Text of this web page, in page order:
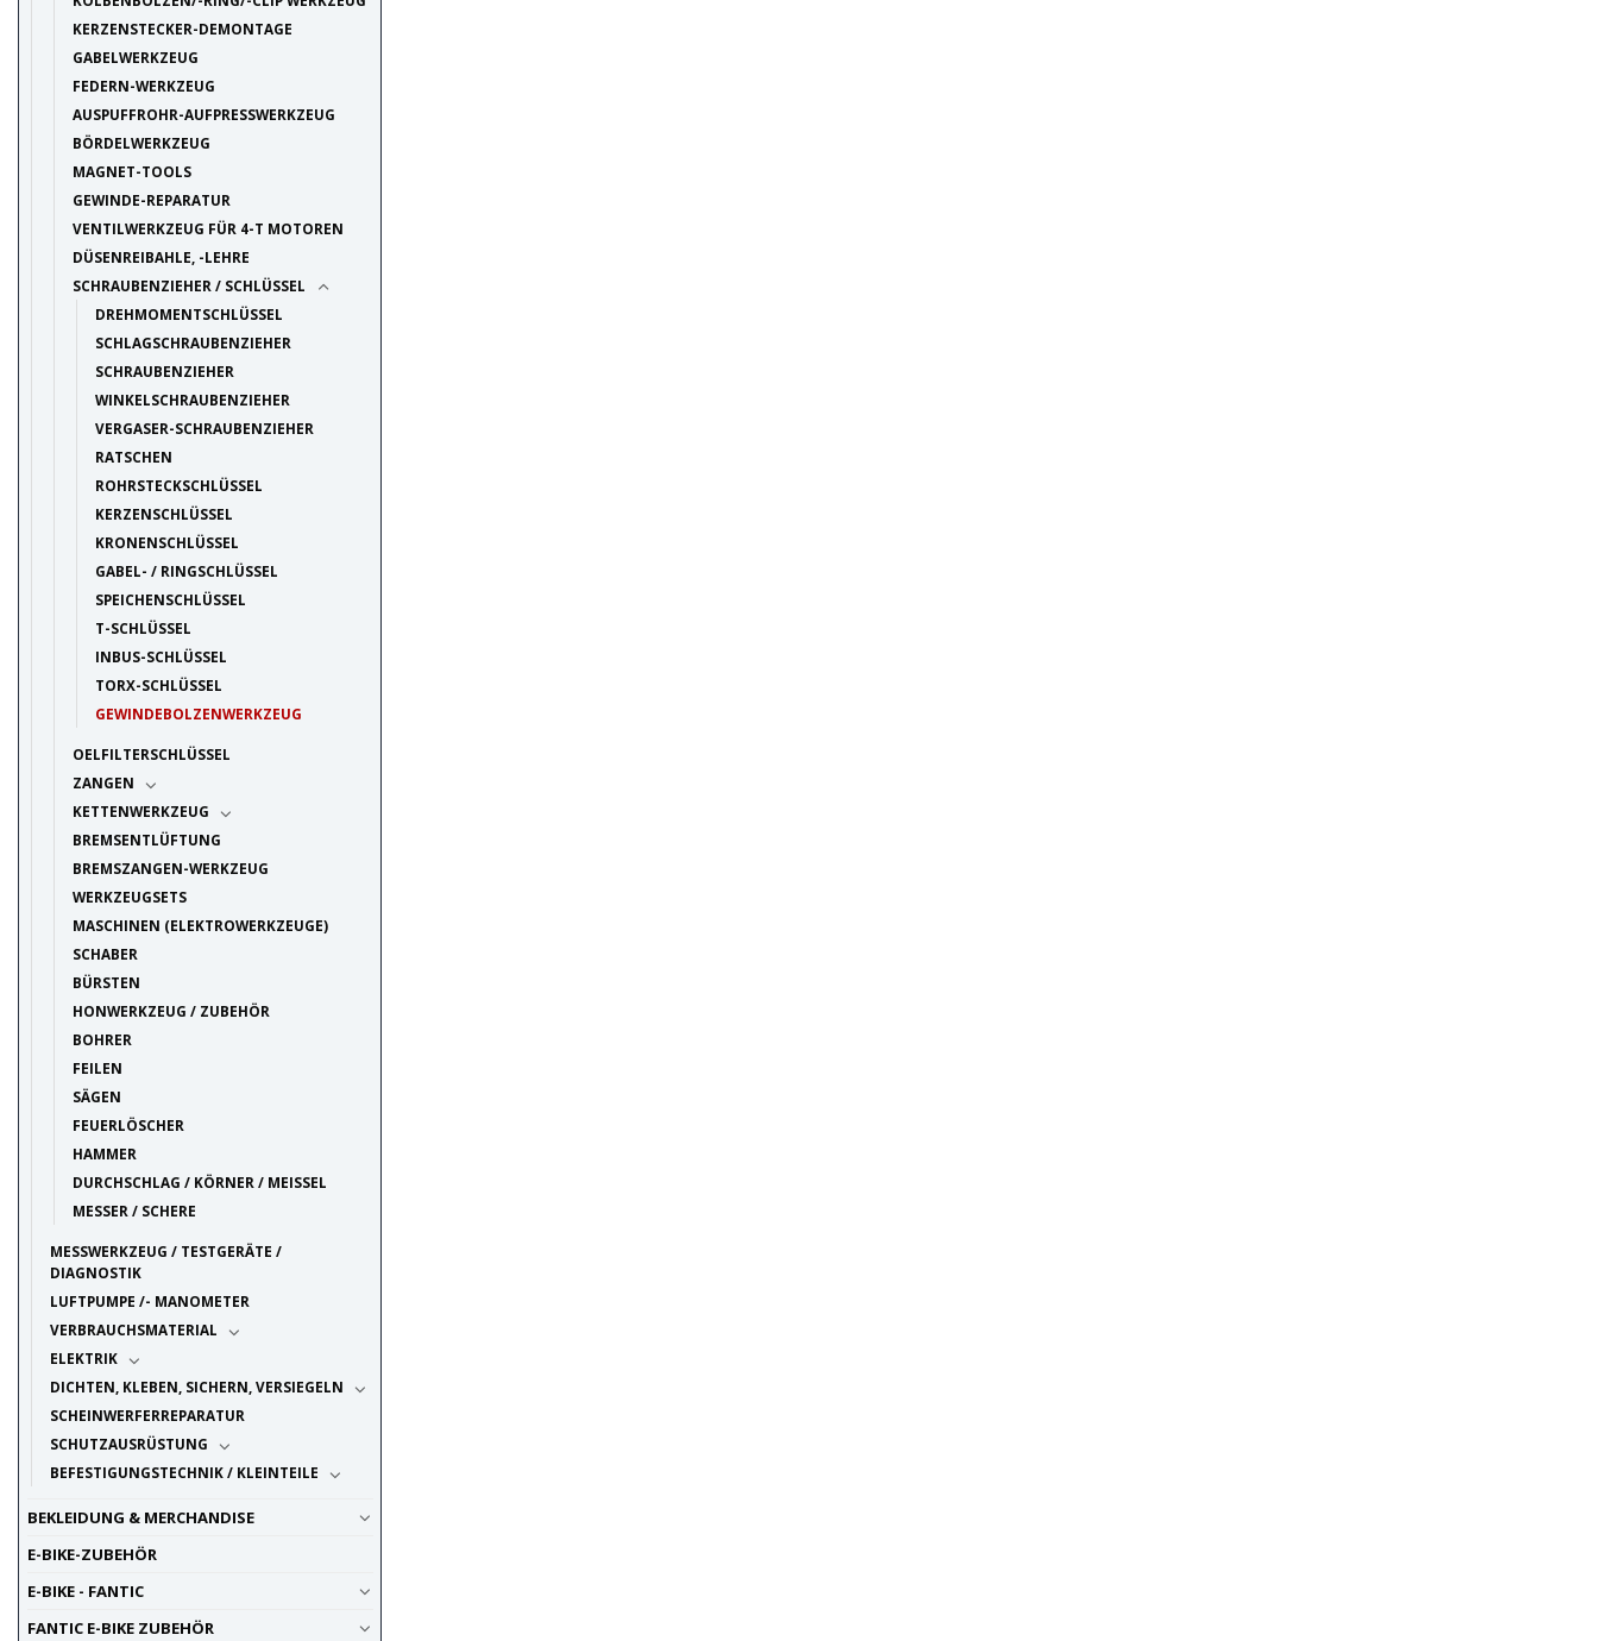
KERZENSTECKER-DEMONTAGE
GABELWERKZEUG
FEDERN-WERKZEUG
AUSPUFFROHR-AUFPRESSWERKZEUG
BÖRDELWERKZEUG
MAGNET-TOOLS
GEWINDE-REPARATUR
VENTILWERKZEUG FÜR 4-T MOTOREN
DÜSENREIBAHLE, -LEHRE
SCHRAUBENZIEHER / SCHLÜSSEL
DREHMOMENTSCHLÜSSEL
SCHLAGSCHRAUBENZIEHER
SCHRAUBENZIEHER
WINKELSCHRAUBENZIEHER
VERGASER-SCHRAUBENZIEHER
RATSCHEN
ROHRSTECKSCHLÜSSEL
KERZENSCHLÜSSEL
KRONENSCHLÜSSEL
GABEL- / RINGSCHLÜSSEL
SPEICHENSCHLÜSSEL
T-SCHLÜSSEL
INBUS-SCHLÜSSEL
TORX-SCHLÜSSEL
GEWINDEBOLZENWERKZEUG
OELFILTERSCHLÜSSEL
ZANGEN
KETTENWERKZEUG
BREMSENTLÜFTUNG
BREMSZANGEN-WERKZEUG
WERKZEUGSETS
MASCHINEN (ELEKTROWERKZEUGE)
SCHABER
BÜRSTEN
HONWERKZEUG / ZUBEHÖR
BOHRER
FEILEN
SÄGEN
FEUERLÖSCHER
HAMMER
DURCHSCHLAG / KÖRNER / MEISSEL
MESSER / SCHERE
MESSWERKZEUG / TESTGERÄTE /
DIAGNOSTIK
LUFTPUMPE /- MANOMETER
VERBRAUCHSMATERIAL
ELEKTRIK
DICHTEN, KLEBEN, SICHERN, VERSIEGELN
SCHEINWERFERREPARATUR
SCHUTZAUSRÜSTUNG
BEFESTIGUNGSTECHNIK / KLEINTEILE
BEKLEIDUNG & MERCHANDISE
E-BIKE-ZUBEHÖR
E-BIKE - FANTIC
FANTIC E-BIKE ZUBEHÖR